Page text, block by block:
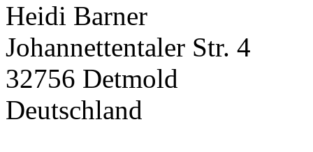
Heidi Barner
Johannettentaler Str. 4
32756 Detmold
Deutschland